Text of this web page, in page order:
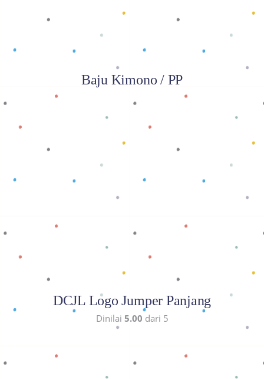
Baju Kimono / PP
DCJL Logo Jumper Panjang
Dinilai 5.00 dari 5